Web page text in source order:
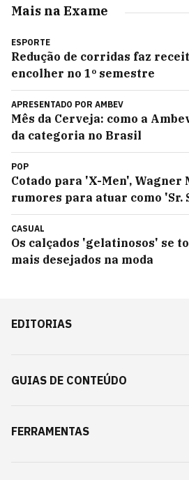
Mais na Exame
ESPORTE
Redução de corridas faz
encolher no 1º semestre
APRESENTADO POR AMBEV
Mês da Cerveja: como a
da categoria no Brasil
POP
Cotado para 'X-Men', Wagner
rumores para atuar como 'Sr.
CASUAL
Os calçados 'gelatinosos' se
mais desejados na moda
EDITORIAS
GUIAS DE CONTEÚDO
FERRAMENTAS